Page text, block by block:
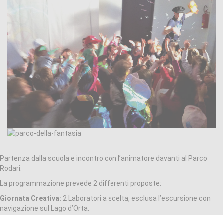
Partenza dalla scuola e incontro con l’animatore davanti al Parco
Rodari.
La programmazione prevede 2 differenti proposte:
Giornata Creativa: 2 Laboratori a scelta, esclusa l’escursione con
navigazione sul Lago d’Orta.